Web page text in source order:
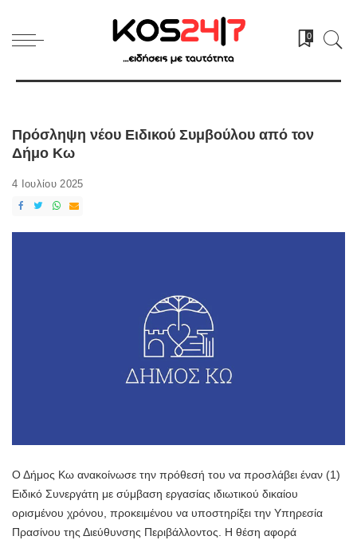
0
Πρόσληψη νέου Ειδικού Συμβούλου από τον
Δήμο Κω
4 Ιουλίου 2025
Ο Δήμος Κω ανακοίνωσε την πρόθεσή του να προσλάβει έναν (1)
Ειδικό Συνεργάτη με σύμβαση εργασίας ιδιωτικού δικαίου
ορισμένου χρόνου, προκειμένου να υποστηρίξει την Υπηρεσία
Πρασίνου της Διεύθυνσης Περιβάλλοντος. Η θέση αφορά